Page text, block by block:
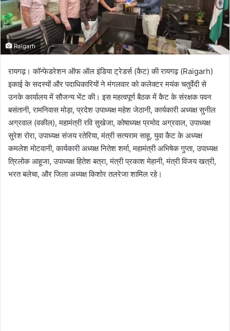
Raigarh
रायगढ़। कॉन्फेडरेशन ऑफ ऑल इंडिया ट्रेडर्स (कैट) की रायगढ़ (Raigarh)
इकाई के सदस्यों और पदाधिकारियों ने मंगलवार को कलेक्टर मयंक चतुर्वेदी से
उनके कार्यालय में सौजन्य भेंट की। इस महत्वपूर्ण बैठक में कैट के संरक्षक पवन
बसंतानी, रामनिवास मोड़ा, प्रदेश उपाध्यक्ष महेश जेठानी, कार्यकारी अध्यक्ष सुनील
अग्रवाल (वकील), महामंत्री रवि सुखेजा, कोषाध्यक्ष प्रमोद अग्रवाल, उपाध्यक्ष
सुरेश रोरा, उपाध्यक्ष संजय रतेरिया, मंत्री सत्यराम साहू, युवा कैट के अध्यक्ष
कमलेश मोटवानी, कार्यकारी अध्यक्ष नितेश शर्मा, महामंत्री अभिषेक गुप्ता, उपाध्यक्ष
त्रिलोक आहूजा, उपाध्यक्ष हितेश बत्रा, मंत्री प्रकाश मेहानी, मंत्री विजय खत्री,
भरत बलेचा, और जिला अध्यक्ष किशोर तलरेजा शामिल रहे।